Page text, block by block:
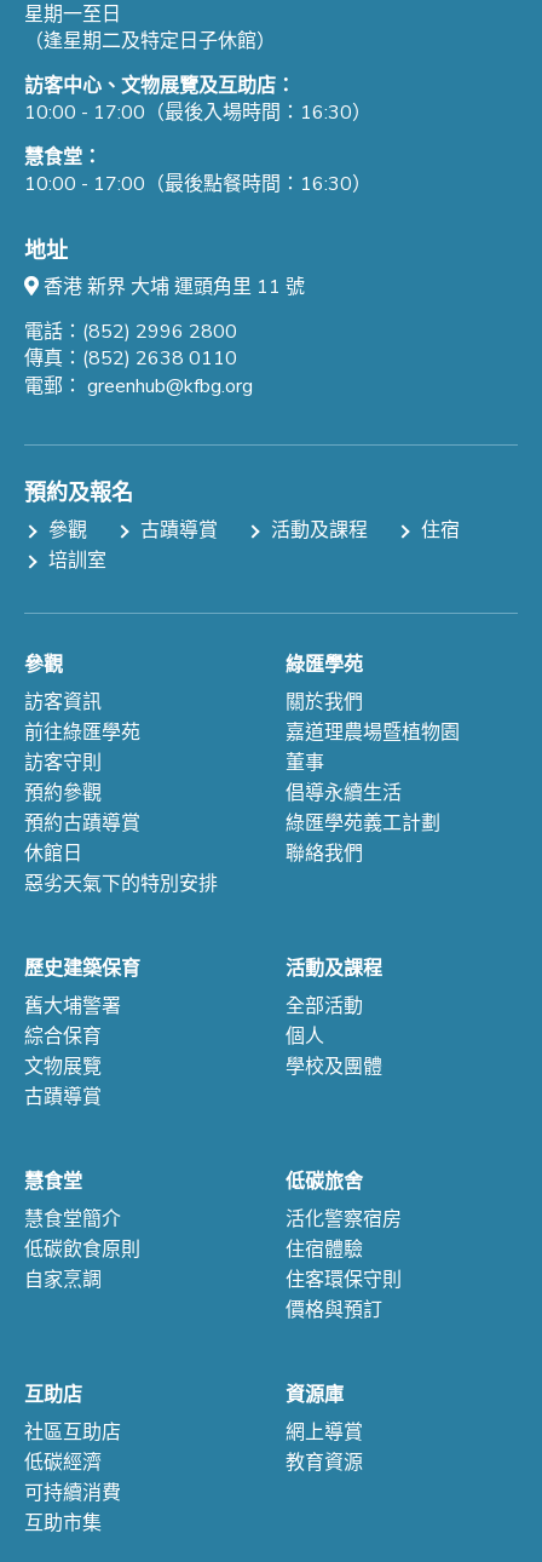
星期一至日
（逢星期二及特定日子休館）
訪客中心、文物展覽及互助店：
10:00 - 17:00（最後入場時間：16:30）
慧食堂：
10:00 - 17:00（最後點餐時間：16:30）
地址
香港 新界 大埔 運頭角里 11 號
電話：(852) 2996 2800
傳真：(852) 2638 0110
電郵： greenhub@kfbg.org
預約及報名
參觀 古蹟導賞 活動及課程
住宿
培訓室
參觀
訪客資訊
前往綠匯學苑
訪客守則
預約參觀
預約古蹟導賞
休館日
惡劣天氣下的特別安排
綠匯學苑
關於我們
嘉道理農場暨植物園
董事
倡導永續生活
綠匯學苑義工計劃
聯絡我們
歷史建築保育
舊大埔警署
綜合保育
文物展覽
古蹟導賞
活動及課程
全部活動
個人
學校及團體
慧食堂
慧食堂簡介
低碳飲食原則
自家烹調
低碳旅舍
活化警察宿房
住宿體驗
住客環保守則
價格與預訂
互助店
社區互助店
低碳經濟
可持續消費
互助市集
資源庫
網上導賞
教育資源